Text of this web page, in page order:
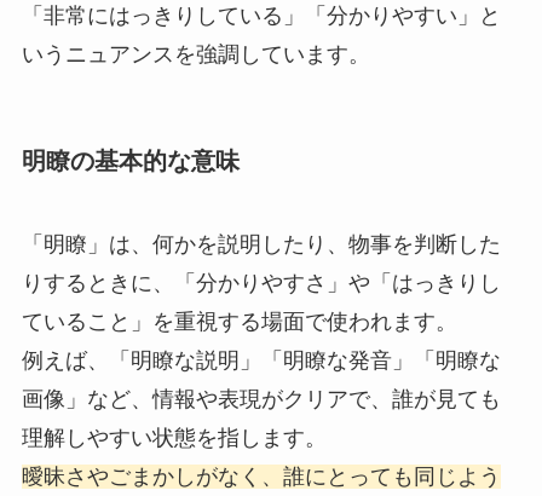
「非常にはっきりしている」「分かりやすい」と
いうニュアンスを強調しています。
明瞭の基本的な意味
「明瞭」は、何かを説明したり、物事を判断した
りするときに、「分かりやすさ」や「はっきりし
ていること」を重視する場面で使われます。
例えば、「明瞭な説明」「明瞭な発音」「明瞭な
画像」など、情報や表現がクリアで、誰が見ても
理解しやすい状態を指します。
曖昧さやごまかしがなく、誰にとっても同じよう